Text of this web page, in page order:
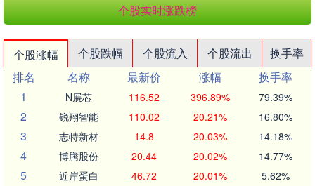
个股实时涨跌榜
个股涨幅 个股跌幅 个股流入 个股流出
换手率
排名
名称 最新价 涨幅
换手率
1
N展芯 116.52 396.89% 79.39%
2 锐翔智能 110.02 20.21% 16.80%
3 志特新材 14.8 20.03% 14.18%
4 博腾股份 20.44 20.02% 14.77%
5 近岸蛋白 46.72 20.01% 5.62%